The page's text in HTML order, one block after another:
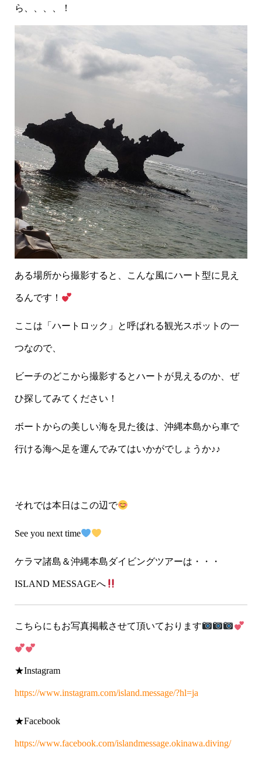
ら、、、、！
ある場所から撮影すると、こんな風にハート型に見え
るんです！
ここは「ハートロック」と呼ばれる観光スポットの一
つなので、
ビーチのどこから撮影するとハートが見えるのか、ぜ
ひ探してみてください！
ボートからの美しい海を見た後は、沖縄本島から車で
行ける海へ足を運んでみてはいかがでしょうか♪♪
それでは本日はこの辺で
See you next time
ケラマ諸島＆沖縄本島ダイビングツアーは・・・
ISLAND MESSAGEへ
こちらにもお写真掲載させて頂いております
★Instagram
https://www.instagram.com/island.message/?hl=ja
★Facebook
https://www.facebook.com/islandmessage.okinawa.diving/